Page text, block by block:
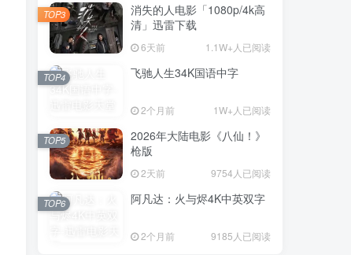
消失的人电影「1080p/4k高
清」迅雷下载
6天前 1.1W+人已阅读
TOP3
飞驰人生34K国语中字
2个月前 1W+人已阅读
TOP4
2026年大陆电影《八仙！》
枪版
2天前 9754人已阅读
TOP5
阿凡达：火与烬4K中英双字
2个月前 9185人已阅读
TOP6